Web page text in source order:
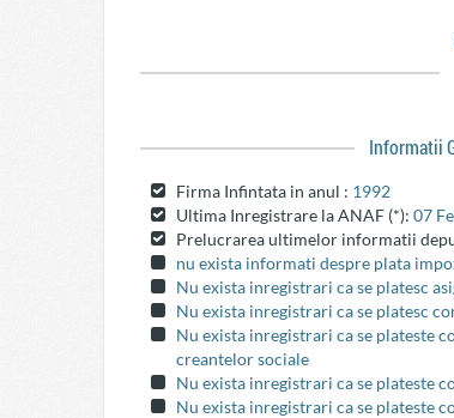
Informatii
Firma Infintata in anul : 1992
Ultima Inregistrare la ANAF (*): 07
Prelucrarea ultimelor informatii
nu exista informati despre plata
Nu exista inregistrari ca se platesc
Nu exista inregistrari ca se platesc
Nu exista inregistrari ca se plateste
creantelor sociale
Nu exista inregistrari ca se plateste
Nu exista inregistrari ca se plateste